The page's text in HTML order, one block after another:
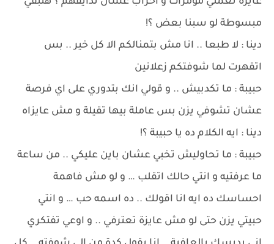
مبسوطة لو سبنا بعض ؟!
دينا : لا طبعا .. انا مش بتمنالكم الا كل خير .. بس
اتقهرت لما شوفتكم زعلانين
حبيبة : ما تكدبيش .. و قولي انك بتدوري على اي فرصة
عشان تشوفي يزن بس عاملة بيها تقيلة و مش عايزاه
دينا : ايه الكلام ده يا حبيبة ؟!
حبيبة : ما تحاوليش تخبي عشان باين عليكي .. من ساعة
ما عرفتيه و انتي حالك اتقلب … و لو مش فاهمة
احساسك ده ايه انا اقولك .. ده اسمه حب … و انتي
حبيتي يزن حتى لو مش عايزة تعترفي .. و اوعي تفتكري